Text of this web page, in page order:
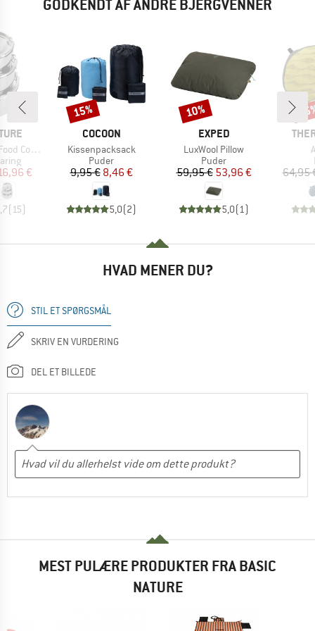
GODKENDT AF ANDRE BJERGVENNER
pris
€
(15)
MÆRKE
COCOON
Artikel
Kissenpacksack
Produktgruppe
Puder
Pris
9,95 €Nedsat pris
8,46 €
5,0(2)
Rabat
15%
MÆRKE
EXPED
Artikel
LuxWool Pillow
Produktgruppe
Puder
Pris
59,95 €Nedsat pris
53,96 €
5,0(1)
Rabat
10%
64,95
HVAD MENER DU?
STIL ET SPØRGSMÅL
SKRIV EN VURDERING
DEL ET BILLEDE
MEST PULÆRE PRODUKTER FRA BASIC
NATURE